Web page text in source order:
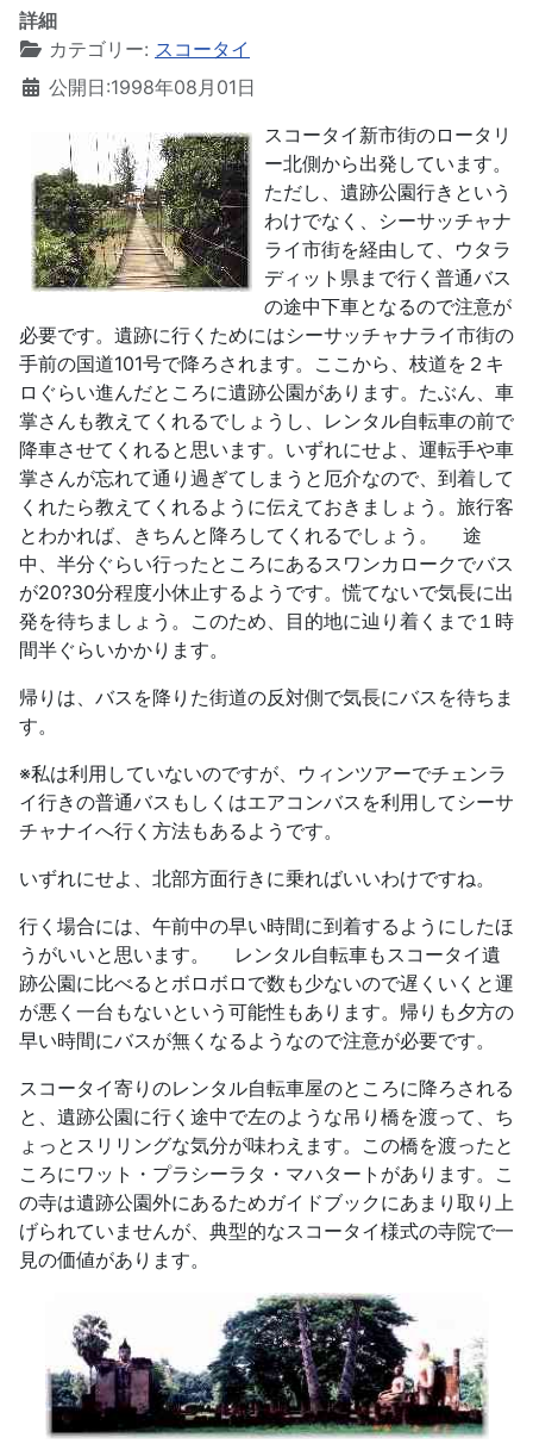
詳細
カテゴリー: スコータイ
公開日:1998年08月01日
スコータイ新市街のロータリ
ー北側から出発しています。
ただし、遺跡公園行きという
わけでなく、シーサッチャナ
ライ市街を経由して、ウタラ
ディット県まで行く普通バス
の途中下車となるので注意が
必要です。遺跡に行くためにはシーサッチャナライ市街の
手前の国道101号で降ろされます。ここから、枝道を２キ
ロぐらい進んだところに遺跡公園があります。たぶん、車
掌さんも教えてくれるでしょうし、レンタル自転車の前で
降車させてくれると思います。いずれにせよ、運転手や車
掌さんが忘れて通り過ぎてしまうと厄介なので、到着して
くれたら教えてくれるように伝えておきましょう。旅行客
とわかれば、きちんと降ろしてくれるでしょう。 途
中、半分ぐらい行ったところにあるスワンカロークでバス
が20?30分程度小休止するようです。慌てないで気長に出
発を待ちましょう。このため、目的地に辿り着くまで１時
間半ぐらいかかります。
帰りは、バスを降りた街道の反対側で気長にバスを待ちま
す。
※私は利用していないのですが、ウィンツアーでチェンラ
イ行きの普通バスもしくはエアコンバスを利用してシーサ
チャナイへ行く方法もあるようです。
いずれにせよ、北部方面行きに乗ればいいわけですね。
行く場合には、午前中の早い時間に到着するようにしたほ
うがいいと思います。 レンタル自転車もスコータイ遺
跡公園に比べるとボロボロで数も少ないので遅くいくと運
が悪く一台もないという可能性もあります。帰りも夕方の
早い時間にバスが無くなるようなので注意が必要です。
スコータイ寄りのレンタル自転車屋のところに降ろされる
と、遺跡公園に行く途中で左のような吊り橋を渡って、ち
ょっとスリリングな気分が味わえます。この橋を渡ったと
ころにワット・プラシーラタ・マハタートがあります。こ
の寺は遺跡公園外にあるためガイドブックにあまり取り上
げられていませんが、典型的なスコータイ様式の寺院で一
見の価値があります。